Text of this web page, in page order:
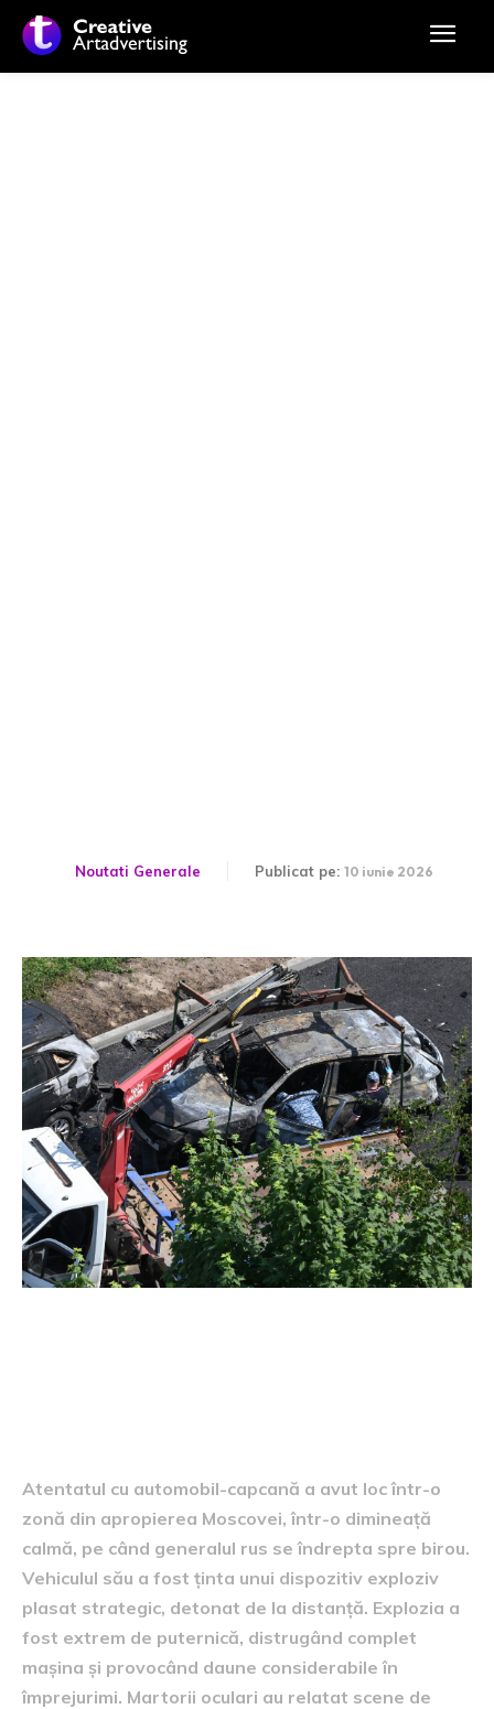
Noutati Generale Publicat pe: 10 iunie 2026
Atentatul cu automobil-capcană a avut loc într-o
zonă din apropierea Moscovei, într-o dimineață
calmă, pe când generalul rus se îndrepta spre birou.
Vehiculul său a fost ținta unui dispozitiv exploziv
plasat strategic, detonat de la distanță. Explozia a
fost extrem de puternică, distrugând complet
mașina și provocând daune considerabile în
împrejurimi. Martorii oculari au relatat scene de